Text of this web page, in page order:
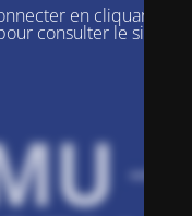
en cliquant sur
consulter le site.